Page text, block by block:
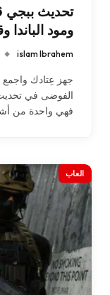
ومود الباندا
islam Ibrahem
جهز عِتادك واجمع
فهي واحدة من
العاب